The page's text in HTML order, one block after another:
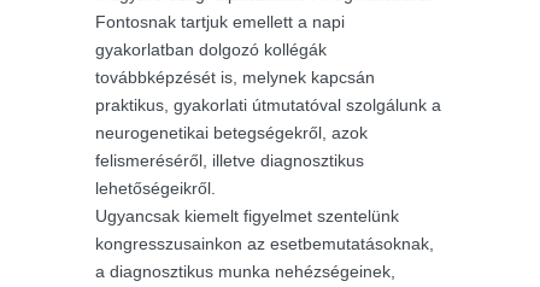
Fontosnak tartjuk emellett a napi
gyakorlatban dolgozó kollégák
továbbképzését is, melynek kapcsán
praktikus, gyakorlati útmutatóval szolgálunk a
neurogenetikai betegségekről, azok
felismeréséről, illetve diagnosztikus
lehetőségeikről.
Ugyancsak kiemelt figyelmet szentelünk
kongresszusainkon az esetbemutatásoknak,
a diagnosztikus munka nehézségeinek,